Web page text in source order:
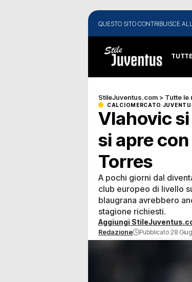
QUESTO SITO CONTRIBUISCE
StileJuventus.com > Tutte le
CALCIOMERCATO
Vlahovic
si apre
Torres
A pochi giorni dal
club europeo di livello
blaugrana avrebbero
stagione richiesti.
Aggiungi
Redazione Pubblicato 28